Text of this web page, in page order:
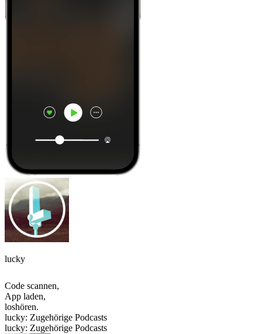
lucky
Code scannen,
App laden,
loshören.
lucky: Zugehörige Podcasts
lucky: Zugehörige Podcasts